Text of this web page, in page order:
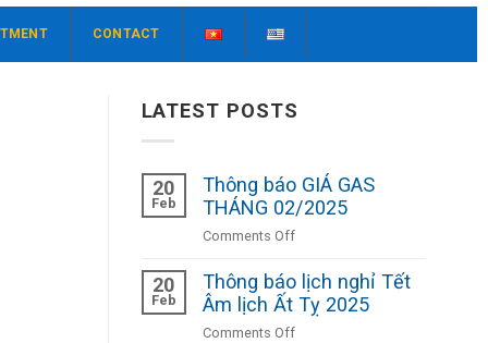
CONTACT
LATEST POSTS
20
Feb
Thông báo GIÁ GAS
THÁNG 02/2025
Comments Offon
báo
GIÁ
GAS
20
Feb
Thông báo lịch nghỉ Tết
Âm lịch Ất Tỵ 2025
Comments Offon